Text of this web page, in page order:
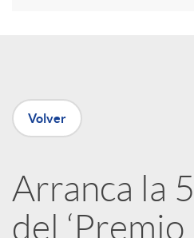
e
R
Volver
Arranca la
del ‘Premio